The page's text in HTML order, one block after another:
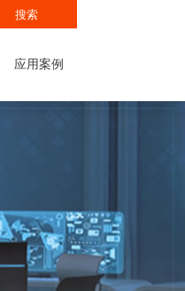
应用案例